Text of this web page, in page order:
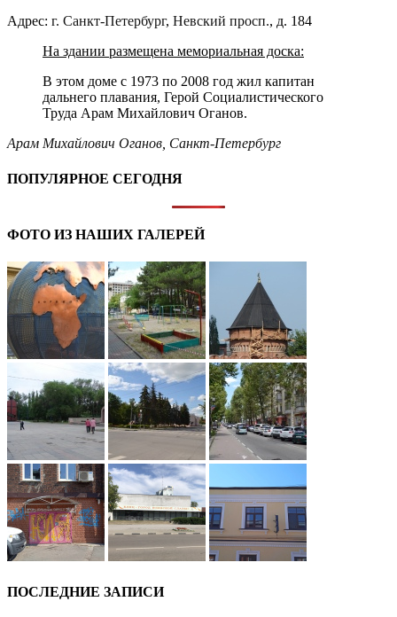
Адрес: г. Санкт-Петербург, Невский просп., д. 184
На здании размещена мемориальная доска:
В этом доме с 1973 по 2008 год жил капитан
дальнего плавания, Герой Социалистического
Труда Арам Михайлович Оганов.
Арам Михайлович Оганов Санкт-Петербург
ПОПУЛЯРНОЕ СЕГОДНЯ
ФОТО ИЗ НАШИХ ГАЛЕРЕЙ
ПОСЛЕДНИЕ ЗАПИСИ